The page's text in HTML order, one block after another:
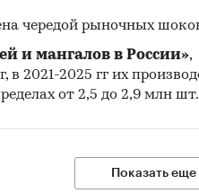
Категории: Россия
Гольф-клубы
чередой рыночных
и мангалов в России»,
в 2021-2025 гг их
от 2,5 до 2,9 млн шт.
Показать еще